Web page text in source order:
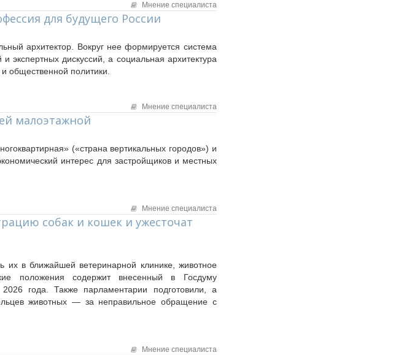
Мнение специалиста
для будущего России
архитектор. Вокруг нее формируется система
экспертных дискуссий, а социальная архитектура
общественной политики.
Мнение специалиста
малоэтажной
(«страна вертикальных городов») и
интерес для застройщиков и местных
Мнение специалиста
собак и кошек и ужесточат
их в ближайшей ветеринарной клинике, животное
положения содержит внесенный в Госдуму
года. Также парламентарии подготовили, а
животных — за неправильное обращение с
Мнение специалиста